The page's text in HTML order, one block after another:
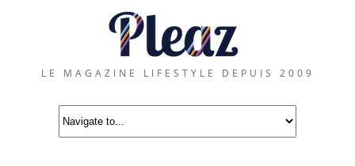
LE MAGAZINE LIFESTYLE DEPUIS 2009